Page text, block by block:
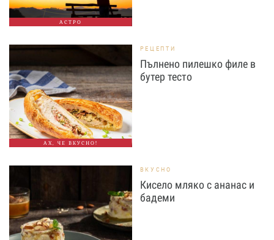
АСТРО
АХ, ЧЕ ВКУСНО!
РЕЦЕПТИ
Пълнено пилешко филе в
бутер тесто
ВКУСНО
Кисело мляко с ананас и
бадеми